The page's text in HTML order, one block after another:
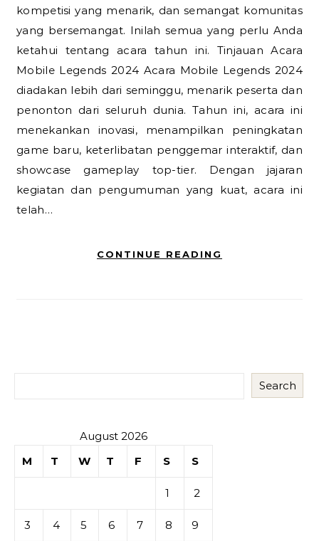
kompetisi yang menarik, dan semangat komunitas
yang bersemangat. Inilah semua yang perlu Anda
ketahui tentang acara tahun ini. Tinjauan Acara
Mobile Legends 2024 Acara Mobile Legends 2024
diadakan lebih dari seminggu, menarik peserta dan
penonton dari seluruh dunia. Tahun ini, acara ini
menekankan inovasi, menampilkan peningkatan
game baru, keterlibatan penggemar interaktif, dan
showcase gameplay top-tier. Dengan jajaran
kegiatan dan pengumuman yang kuat, acara ini
telah…
CONTINUE READING
Search
August 2026
M
T W T F S S
1 2
3 4 5 6 7 8 9